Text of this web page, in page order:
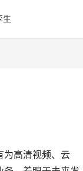
生
为高清视频、云